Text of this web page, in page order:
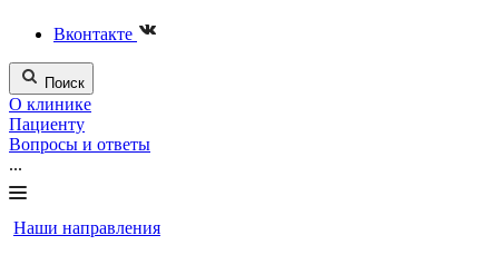
Вконтакте
Поиск
О клинике
Пациенту
Вопросы и ответы
...
Наши направления